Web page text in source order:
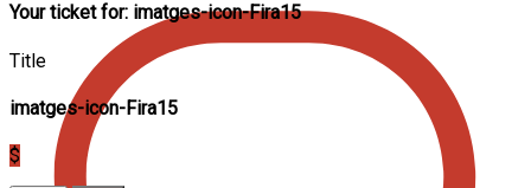
Your ticket for: imatges-icon-Fira15
Title
imatges-icon-Fira15
$